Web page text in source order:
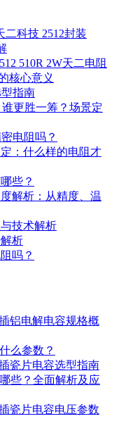
二科技 2512封装
510R 2W天二电阻
核心意义
指南
谁更胜一筹？场景定
电阻吗？
：什么样的电阻才
些？
解析：从精度、温
技术解析
析
吗？
铝电解电容规格概
么参数？
瓷片电容选型指南
些？全面解析及应
瓷片电容电压参数